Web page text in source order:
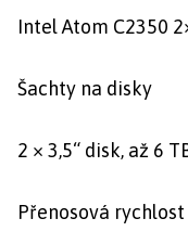
Intel Atom C2350
Šachty na disky
2 × 3,5“ disk, až 6
Přenosová